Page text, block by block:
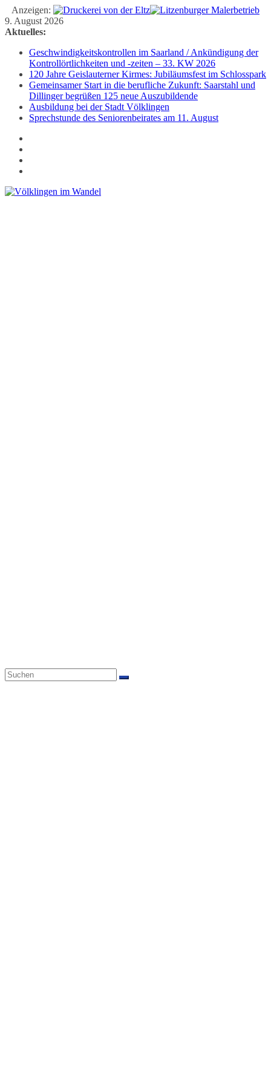
Anzeigen:
Zum
Inhalt
9. August 2026
Aktuelles:
Geschwindigkeitskontrollen im Saarland / Ankündigung der
Kontrollörtlichkeiten und -zeiten – 33. KW 2026
120 Jahre Geislauterner Kirmes: Jubiläumsfest im Schlosspark
Gemeinsamer Start in die berufliche Zukunft: Saarstahl und
Dillinger begrüßen 125 neue Auszubildende
Ausbildung bei der Stadt Völklingen
Sprechstunde des Seniorenbeirates am 11. August